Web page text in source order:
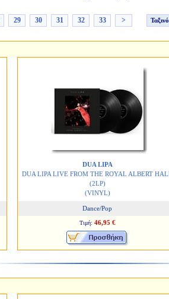
29 30 31 32 33 >
DUA LIPA
DUA LIPA LIVE FROM THE ROYAL ALBERT
(2LP)
(VINYL)
Dance/Pop
Τιμή: 46,95 €